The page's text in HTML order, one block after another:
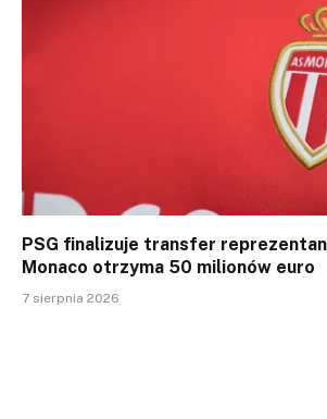
PSG finalizuje transfer
Monaco otrzyma 50 milionów euro
7 sierpnia 2026